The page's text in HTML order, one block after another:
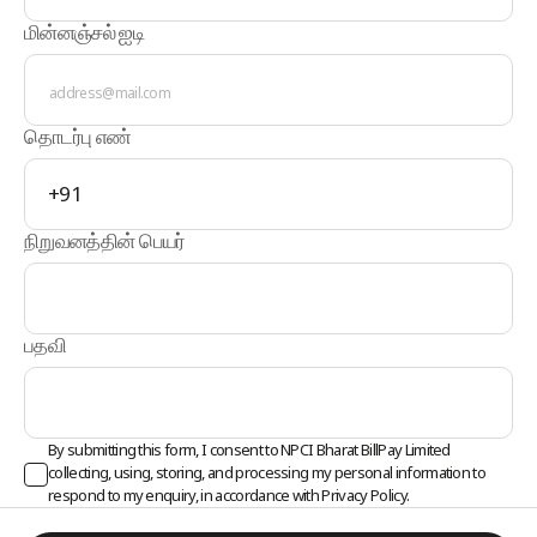
மின்னஞ்சல் ஐடி
தொடர்பு எண்
+91
நிறுவனத்தின் பெயர்
பதவி
By submitting this form, I consent to NPCI Bharat BillPay Limited
collecting, using, storing, and processing my personal information to
respond to my enquiry, in accordance withPrivacy Policy.